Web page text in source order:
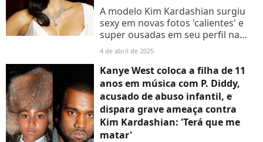
A modelo Kim Kardashian surgiu
sexy em novas fotos 'calientes' e
super ousadas em seu perfil na
web, e levou alguns internautas à
loucura. Confira os registros:
4 de abril de 2025
Kanye West coloca a filha de 11
anos em música com P. Diddy,
acusado de abuso infantil, e
dispara grave ameaça contra
Kim Kardashian: 'Terá que me
matar'